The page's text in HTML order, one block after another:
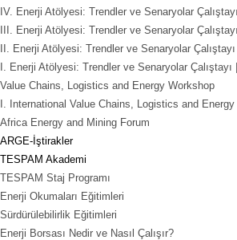
IV. Enerji Atölyesi: Trendler ve Senaryolar
III. Enerji Atölyesi: Trendler ve Senaryolar
II. Enerji Atölyesi: Trendler ve Senaryolar Çalıştayı
I. Enerji Atölyesi: Trendler ve Senaryolar Çalıştayı
Value Chains, Logistics and Energy Workshop
I. International Value Chains, Logistics and Energy
Africa Energy and Mining Forum
ARGE-İştirakler
TESPAM Akademi
TESPAM Staj Programı
Enerji Okumaları Eğitimleri
Sürdürülebilirlik Eğitimleri
Enerji Borsası Nedir ve Nasıl Çalışır?